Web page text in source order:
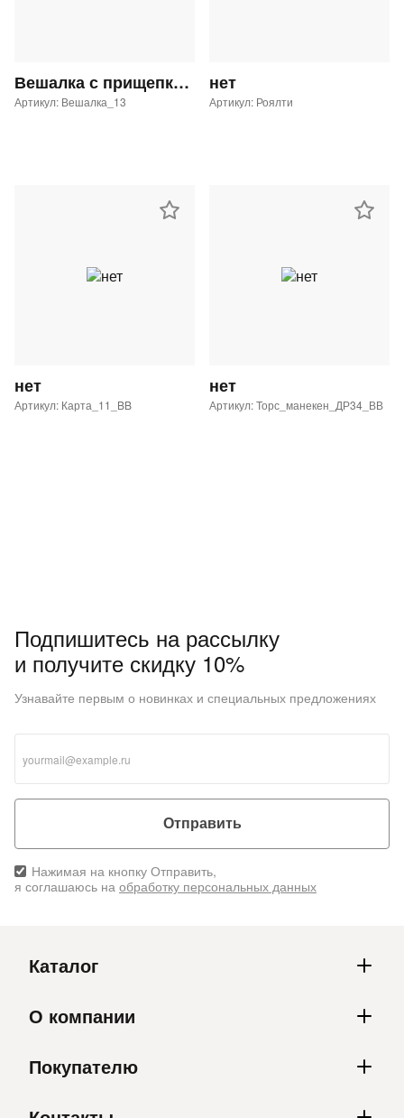
Вешалка с прищепками GL-29 с таргеткой Button Blue
Артикул: Вешалка_13
нет
Артикул: Роялти
нет
Артикул: Карта_11_BB
нет
Артикул: Торс_манекен_ДР34_ВВ
Подпишитесь на рассылку
и получите скидку 10%
Узнавайте первым о новинках и специальных предложениях
Отправить
Нажимая на кнопку Отправить,
я соглашаюсь на обработку персональных данных
Каталог
О компании
Покупателю